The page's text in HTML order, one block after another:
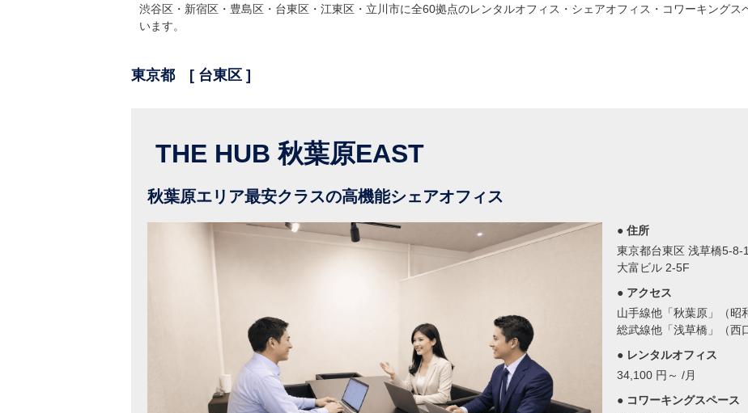
渋谷区・新宿区・豊島区・台東区・江東区・立川市に全60拠点のレンタルオフィス・シェアオフィス・コワーキングス
います。
東京都 [ 台東区 ]
THE HUB 秋葉原EAST
秋葉原エリア最安クラスの高機能シェアオフィス
● 住所
東京都台東区 浅草橋5-8-
大富ビル 2-5F
● アクセス
山手線他「秋葉原」（昭
総武線他「浅草橋」（西
● レンタルオフィス
34,100 円～ /月
● コワーキングスペース